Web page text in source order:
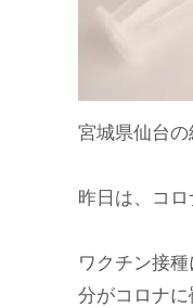
宮城県仙台の
昨日は、コロ
ワクチン接
分がコロナ